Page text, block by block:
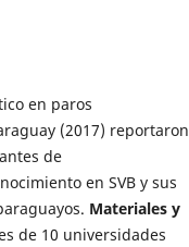
en paros
(2017) reportaron
de
en SVB y sus
Materiales y
de 10 universidades